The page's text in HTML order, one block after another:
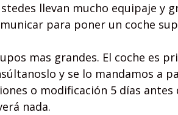
llevan mucho equipaje y
para poner un coche
mas grandes. El coche es
y se lo mandamos a
o modificación 5 días
nada.